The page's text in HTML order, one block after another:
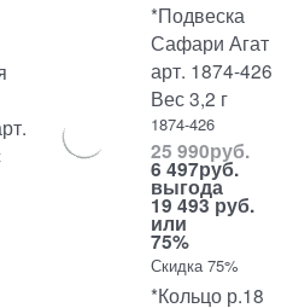
*Подвеска
Сафари Агат
арт. 1874-426
Вес 3,2 г
1874-426
25 990руб.
6 497руб.
выгода
19 493 руб.
или
75%
Скидка 75%
*Кольцо р.18